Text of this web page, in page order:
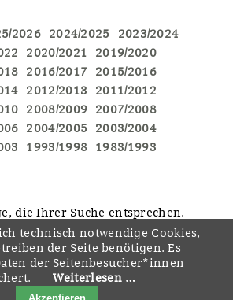
2026 2024/2025
2023/2024
2020/2021
2019/2020
2016/2017
2015/2016
2012/2013
2011/2012
2008/2009
2007/2008
2004/2005
2003/2004
1993/1998
1983/1993
die Ihrer Suche entsprechen.
Navigation
Kontakt Impressum
technisch notwendige Cookies,
der Seite benötigen. Es
der Seitenbesucher*innen
Weiterlesen …